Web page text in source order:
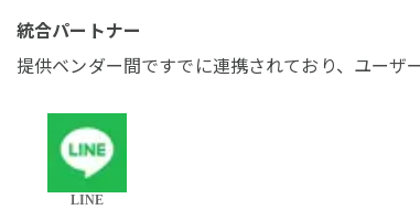
統合パートナー
提供ベンダー間ですでに連携されており、ユーザ
LINE